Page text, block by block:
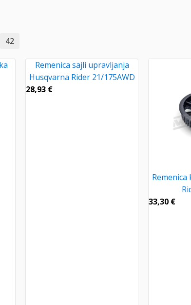
42
Remenica sajli upravljanja
Husqvarna Rider 21/175AWD
28,93 €
33,30 €